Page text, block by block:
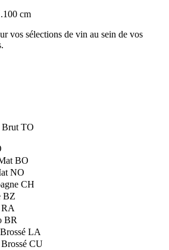
cm
vos sélections de vin au sein de vos
Brut TO
BO
NO
CH
BZ
RA
BR
LA
CU